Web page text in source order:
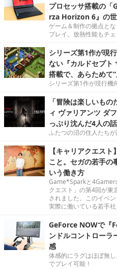
プロセッサ搭載の「
rza Horizon 6』の
ゲーム＆制作の拠点と
プレイ。放熱性能もチェ
シリーズ第1作が現
ない『カルドセプト
搭載で、あらためて
シリーズ第1作が現行機
「冒険は楽しいも
ィ ヴァリアンツ ダ
っぷり沈んだ4人の話
ふたつの沼の住人たちが
【キャリアクエス
こと。セガの若手の
いう働き方
Game*Sparkと4Gamer
クエスト」の第4回が東
されました。このイベ
実際に働いている若手
GeForce NOWで『
ンドルコントローラ
感
体感的にラグはほぼ無
でプレイ可能！